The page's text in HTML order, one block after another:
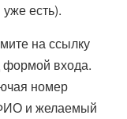
есть).
на ссылку
формой входа.
номер
и желаемый